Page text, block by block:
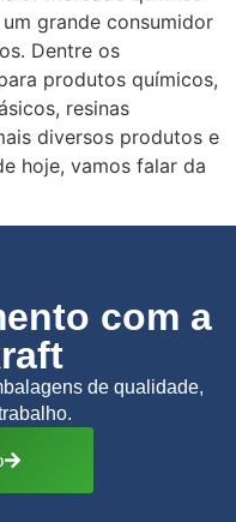
grande consumidor
Dentre os
produtos químicos,
resinas
diversos produtos e
hoje, vamos falar da
com a
de qualidade,